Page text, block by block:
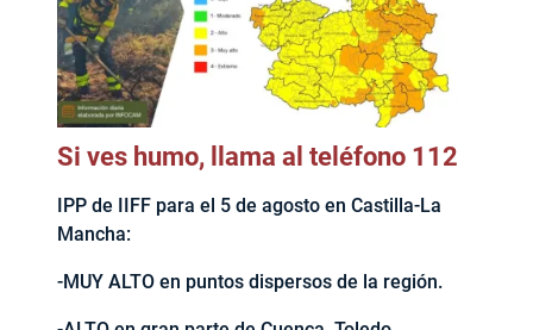
Si ves humo, llama al teléfono 112
IPP de IIFF para el 5 de agosto en Castilla-La
Mancha:
-MUY ALTO en puntos dispersos de la región.